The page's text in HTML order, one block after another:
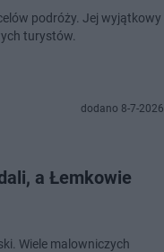
podróży. Jej wyjątkowy
turystów.
dodano 8-7-2026
a Łemkowie
Wiele malowniczych